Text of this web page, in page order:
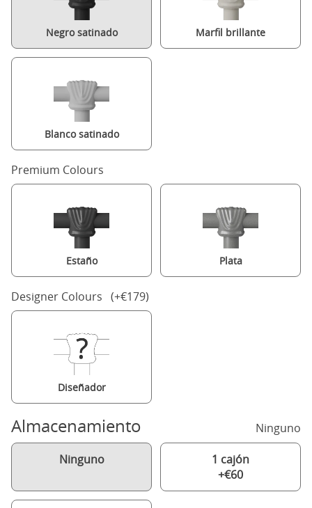
Negro satinado Marfil brillante
Blanco satinado
Premium Colours
Estaño Plata
Designer Colours (+€179)
Diseñador
Almacenamiento Ninguno
Ninguno
1 cajón
+€60